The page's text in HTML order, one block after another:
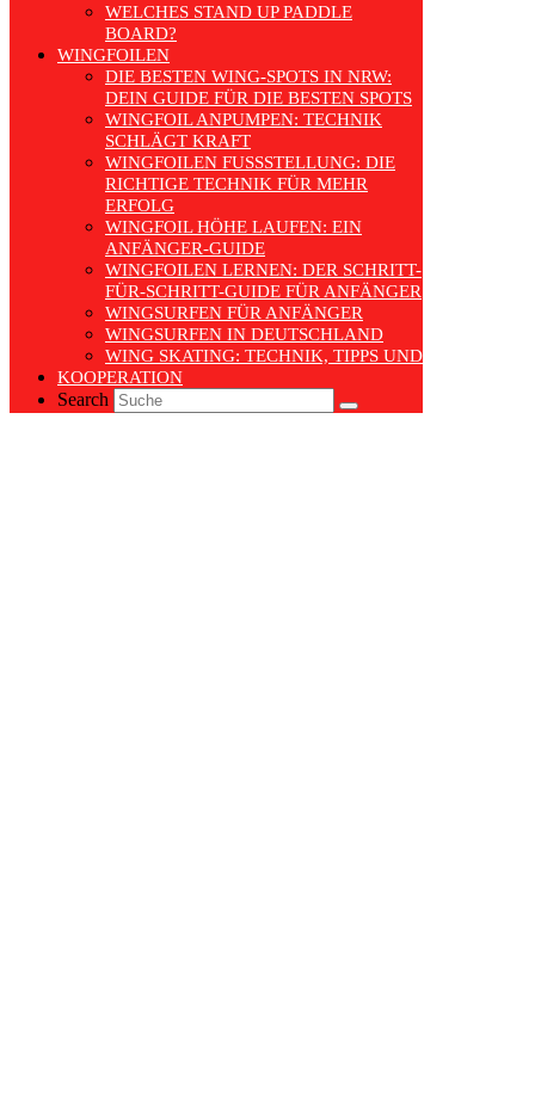
WELCHES STAND UP PADDLE
BOARD?
WINGFOILEN
DIE BESTEN WING-SPOTS IN NRW:
DEIN GUIDE FÜR DIE BESTEN SPOTS
WINGFOIL ANPUMPEN: TECHNIK
SCHLÄGT KRAFT
WINGFOILEN FUSSSTELLUNG: DIE R
ICHTIGE TECHNIK FÜR MEHR E
RFOLG
WINGFOIL HÖHE LAUFEN: EIN
ANFÄNGER-GUIDE
WINGFOILEN LERNEN: DER SCHRITT-
FÜR-SCHRITT-GUIDE FÜR ANFÄNGER
WINGSURFEN FÜR ANFÄNGER
WINGSURFEN IN DEUTSCHLAND
WING SKATING: TECHNIK, TIPPS UND TRENDS
KOOPERATION
Search